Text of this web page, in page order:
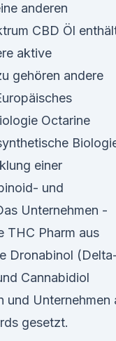
anderen
CBD Öl
aktive
gehören andere
Octarine
einer
und
Unternehmen -
THC Pharm aus
Dronabinol
Cannabidiol
und Unternehmen
gesetzt.